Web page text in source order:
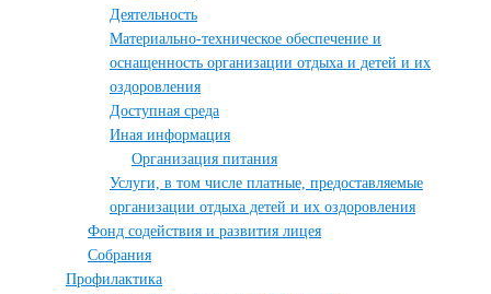
Деятельность
Материально-техническое обеспечение и
оснащенность организации отдыха и детей и их
оздоровления
Доступная среда
Иная информация
Организация питания
Услуги, в том числе платные, предоставляемые
организации отдыха детей и их оздоровления
Фонд содействия и развития лицея
Собрания
Профилактика